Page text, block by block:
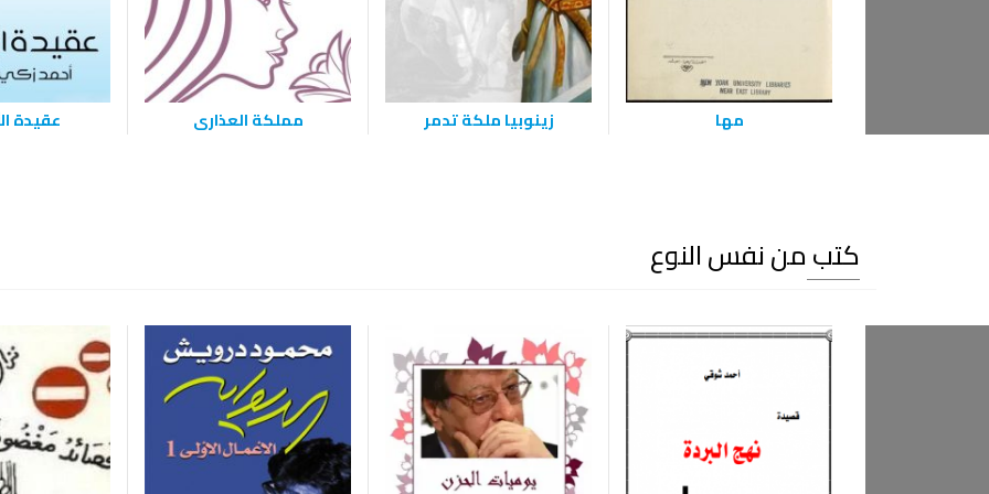
مها زينوبيا ملكة تدمر مملكة العذارى عقيدة
كتب من نفس النوع